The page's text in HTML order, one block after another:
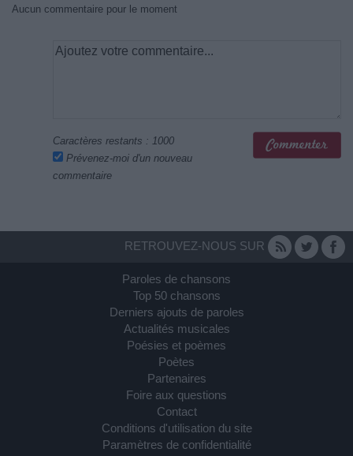
Aucun commentaire pour le moment
Caractères restants : 1000
Prévenez-moi d'un nouveau
commentaire
RETROUVEZ-NOUS SUR
Paroles de chansons
Top 50 chansons
Derniers ajouts de paroles
Actualités musicales
Poésies et poèmes
Poètes
Partenaires
Foire aux questions
Contact
Conditions d'utilisation du site
Paramètres de confidentialité